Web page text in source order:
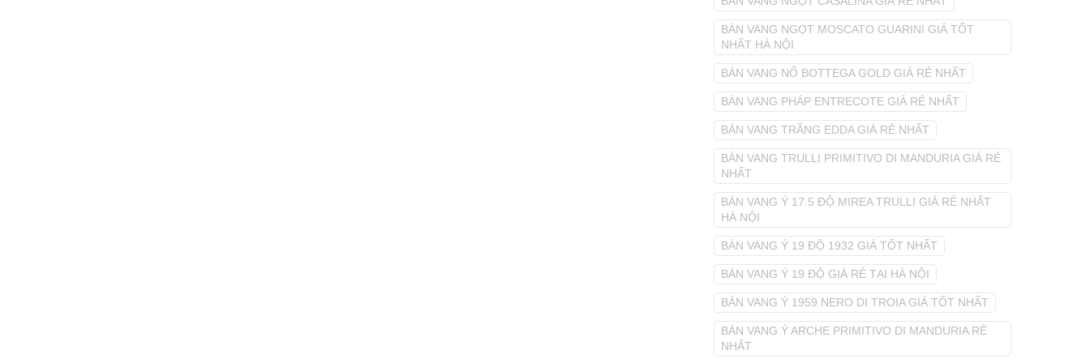
BÁN VANG NGỌT MOSCATO GUARINI GIÁ TỐT
NHẤT HÀ NỘI
BÁN VANG NỔ BOTTEGA GOLD GIÁ RẺ NHẤT
BÁN VANG PHÁP ENTRECOTE GIÁ RẺ NHẤT
BÁN VANG TRẮNG EDDA GIÁ RẺ NHẤT
BÁN VANG TRULLI PRIMITIVO DI MANDURIA GIÁ RẺ
NHẤT
BÁN VANG Ý 17.5 ĐỘ MIREA TRULLI GIÁ RẺ NHẤT
HÀ NỘI
BÁN VANG Ý 19 ĐỘ 1932 GIÁ TỐT NHẤT
BÁN VANG Ý 19 ĐỘ GIÁ RẺ TẠI HÀ NỘI
BÁN VANG Ý 1959 NERO DI TROIA GIÁ TỐT NHẤT
BÁN VANG Ý ARCHE PRIMITIVO DI MANDURIA RẺ
NHẤT